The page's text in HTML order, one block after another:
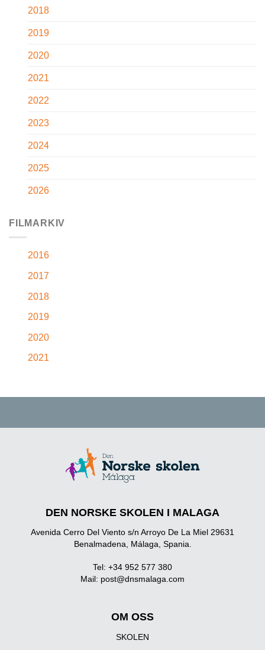
2018
2019
2020
2021
2022
2023
2024
2025
2026
FILMARKIV
2016
2017
2018
2019
2020
2021
DEN NORSKE SKOLEN I MALAGA
Avenida Cerro Del Viento s/n Arroyo De La Miel 29631
Benalmadena, Málaga, Spania.
Tel: +34 952 577 380
Mail: post@dnsmalaga.com
OM OSS
SKOLEN